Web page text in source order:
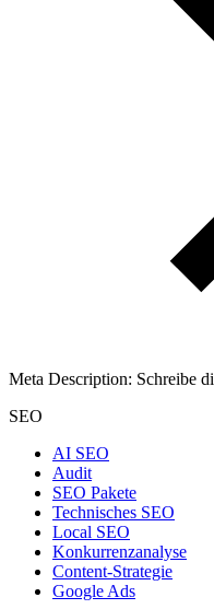
Meta Description: Schreibe
SEO
AI SEO
Audit
SEO Pakete
Technisches SEO
Local SEO
Konkurrenzanalyse
Content-Strategie
Google Ads